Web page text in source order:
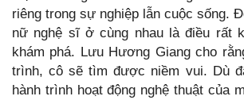
riêng trong sự nghiệp lẫn cuộc sống.
nữ nghệ sĩ ở cùng nhau là điều rất
khám phá. Lưu Hương Giang cho
trình, cô sẽ tìm được niềm vui. Dù
hành trình hoạt động nghệ thuật của